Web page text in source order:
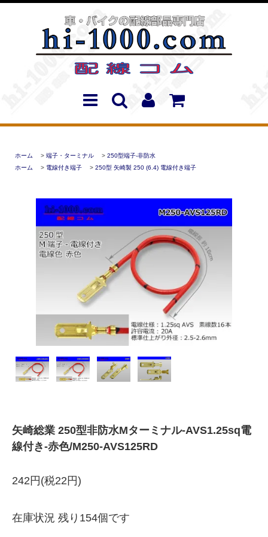
ホーム > 端子・ターミナル > 250型端子-非防水
ホーム
> 電線付き端子 > 250型 矢崎製 250 (6.4) 電線付き端子
矢崎総業 250型非防水Mターミナル-AVS1.25sq電
線付き-赤色/M250-AVS125RD
242円(税22円)
在庫状況 残り154個です